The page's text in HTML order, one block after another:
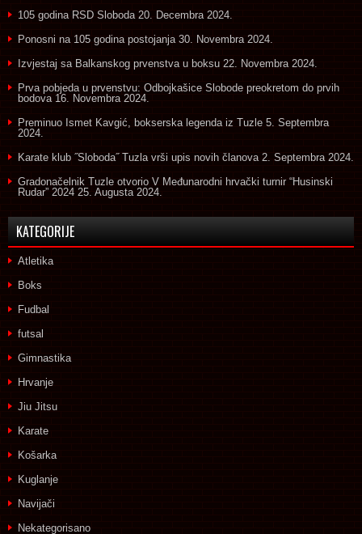
105 godina RSD Sloboda 20. Decembra 2024.
Ponosni na 105 godina postojanja 30. Novembra 2024.
Izvjestaj sa Balkanskog prvenstva u boksu 22. Novembra 2024.
Prva pobjeda u prvenstvu: Odbojkašice Slobode preokretom do prvih
bodova 16. Novembra 2024.
Preminuo Ismet Kavgić, bokserska legenda iz Tuzle 5. Septembra
2024.
Karate klub ˝Sloboda˝ Tuzla vrši upis novih članova 2. Septembra 2024.
Gradonačelnik Tuzle otvorio V Međunarodni hrvački turnir “Husinski
Rudar” 2024 25. Augusta 2024.
KATEGORIJE
Atletika
Boks
Fudbal
futsal
Gimnastika
Hrvanje
Jiu Jitsu
Karate
Košarka
Kuglanje
Navijači
Nekategorisano